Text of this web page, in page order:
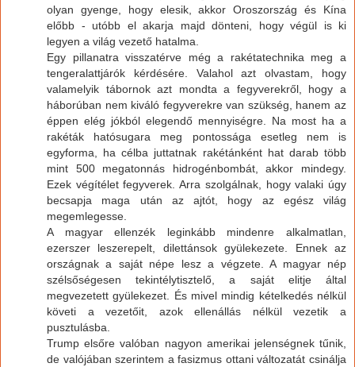
olyan gyenge, hogy elesik, akkor Oroszország és Kína
előbb - utóbb el akarja majd dönteni, hogy végül is ki
legyen a világ vezető hatalma.
Egy pillanatra visszatérve még a rakétatechnika meg a
tengeralattjárók kérdésére. Valahol azt olvastam, hogy
valamelyik tábornok azt mondta a fegyverekről, hogy a
háborúban nem kiváló fegyverekre van szükség, hanem az
éppen elég jókból elegendő mennyiségre. Na most ha a
rakéták hatósugara meg pontossága esetleg nem is
egyforma, ha célba juttatnak rakétánként hat darab több
mint 500 megatonnás hidrogénbombát, akkor mindegy.
Ezek végítélet fegyverek. Arra szolgálnak, hogy valaki úgy
becsapja maga után az ajtót, hogy az egész világ
megemlegesse.
A magyar ellenzék leginkább mindenre alkalmatlan,
ezerszer leszerepelt, dilettánsok gyülekezete. Ennek az
országnak a saját népe lesz a végzete. A magyar nép
szélsőségesen tekintélytisztelő, a saját elitje által
megvezetett gyülekezet. És mivel mindig kételkedés nélkül
követi a vezetőit, azok ellenállás nélkül vezetik a
pusztulásba.
Trump elsőre valóban nagyon amerikai jelenségnek tűnik,
de valójában szerintem a fasizmus ottani változatát csinálja